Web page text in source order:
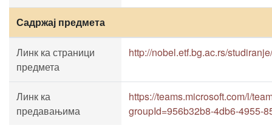
Садржај предмета
Линк ка страници
предмета
http://nobel.etf.bg.ac.rs/
Линк ка
предавањима
https://teams.microsoft.com/l/
groupId=956b32b8-4db6-4955-